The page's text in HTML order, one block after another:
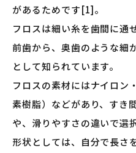
があるためです[1]。
フロスは細い糸を歯間に通
前歯から、奥歯のような細
として知られています。
フロスの素材にはナイロン
素樹脂）などがあり、すき
や、滑りやすさの違いで選
形状としては、自分で長さ